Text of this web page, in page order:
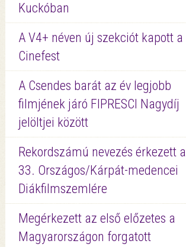
Kuckóban
A V4+ néven új szekciót kapott a
Cinefest
A Csendes barát az év legjobb
filmjének járó FIPRESCI Nagydíj
jelöltjei között
Rekordszámú nevezés érkezett a
33. Országos/Kárpát-medencei
Diákfilmszemlére
Megérkezett az első előzetes a
Magyarországon forgatott